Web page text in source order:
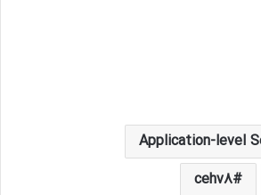
Application-level
cehv8